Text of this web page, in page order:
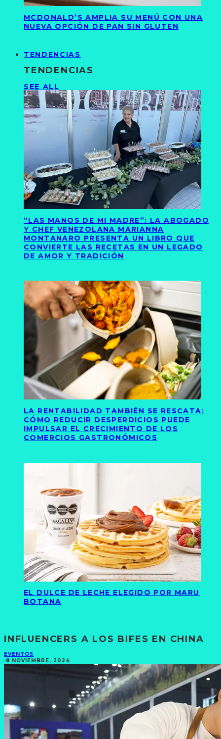
MCDONALD’S AMPLIA SU MENÚ CON UNA
NUEVA OPCIÓN DE PAN SIN GLUTEN
TENDENCIAS
TENDENCIAS
SEE ALL
“LAS MANOS DE MI MADRE”: LA ABOGADO
Y CHEF VENEZOLANA MARIANNA
MONTANARO PRESENTA UN LIBRO QUE
CONVIERTE LAS RECETAS EN UN LEGADO
DE AMOR Y TRADICIÓN
LA RENTABILIDAD TAMBIÉN SE RESCATA:
CÓMO REDUCIR DESPERDICIOS PUEDE
IMPULSAR EL CRECIMIENTO DE LOS
COMERCIOS GASTRONÓMICOS
EL DULCE DE LECHE ELEGIDO POR MARU
BOTANA
INFLUENCERS A LOS BIFES EN CHINA
EVENTOS
·8 NOVIEMBRE, 2024